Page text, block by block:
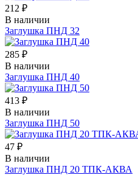
212 ₽
В наличии
Заглушка ПНД 32
285 ₽
В наличии
Заглушка ПНД 40
413 ₽
В наличии
Заглушка ПНД 50
47 ₽
В наличии
Заглушка ПНД 20 ТПК-АКВА